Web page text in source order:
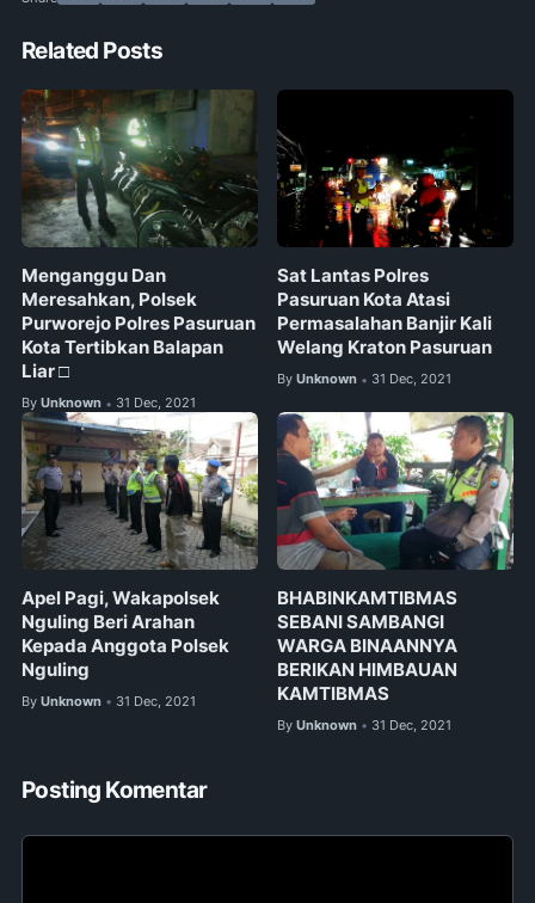
Related Posts
Menganggu Dan
Meresahkan, Polsek
Purworejo Polres Pasuruan
Kota Tertibkan Balapan
Liar □
By Unknown • 31 Dec, 2021
Sat Lantas Polres
Pasuruan Kota Atasi
Permasalahan Banjir Kali
Welang Kraton Pasuruan
By Unknown • 31 Dec, 2021
Apel Pagi, Wakapolsek
Nguling Beri Arahan
Kepada Anggota Polsek
Nguling
By Unknown • 31 Dec, 2021
BHABINKAMTIBMAS
SEBANI SAMBANGI
WARGA BINAANNYA
BERIKAN HIMBAUAN
KAMTIBMAS
By Unknown • 31 Dec, 2021
Posting Komentar